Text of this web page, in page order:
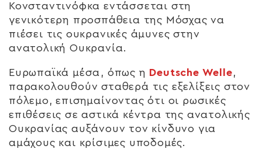
Κονσταντινόφκα εντάσσεται στη
γενικότερη προσπάθεια της Μόσχας να
πιέσει τις ουκρανικές άμυνες στην
ανατολική Ουκρανία.
Ευρωπαϊκά μέσα, όπως η Deutsche Welle,
παρακολουθούν σταθερά τις εξελίξεις στον
πόλεμο, επισημαίνοντας ότι οι ρωσικές
επιθέσεις σε αστικά κέντρα της ανατολικής
Ουκρανίας αυξάνουν τον κίνδυνο για
αμάχους και κρίσιμες υποδομές.